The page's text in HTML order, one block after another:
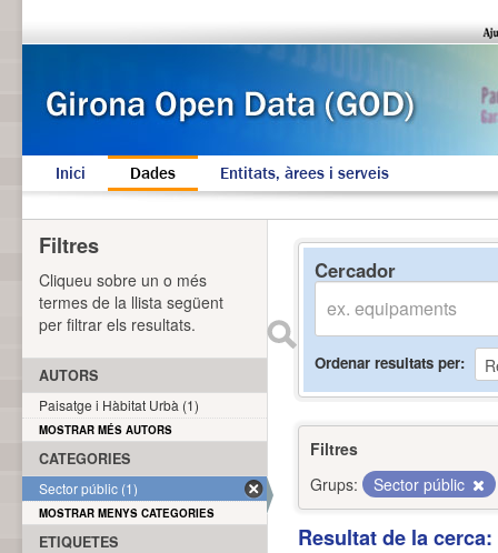
Inici Dades Entitats, àrees i serveis
Cercador
Ordenar resultats per
Filtres
Grups:
Sector públic
Resultat de la
Filtres
Cliqueu sobre un o més
termes de la llista següent
per filtrar els resultats.
AUTORS
Paisatge i Hàbitat Urbà (1)
MOSTRAR MÉS AUTORS
CATEGORIES
Sector públic (1)
MOSTRAR MENYS CATEGORIES
ETIQUETES